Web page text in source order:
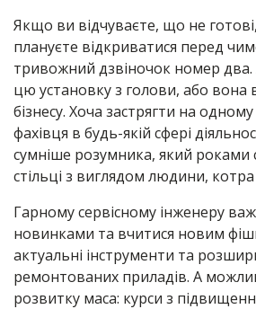
Якщо ви відчуваєте, що не
плануєте відкриватися перед
тривожний дзвіночок номер два.
цю установку з голови, або вона
бізнесу. Хоча застрягти на
фахівця в будь-якій сфері
сумніше розумника, який
стільці з виглядом людини, котра
Гарному сервісному інженеру
новинками та вчитися новим
актуальні інструменти та
ремонтованих приладів. А
розвитку маса: курси з